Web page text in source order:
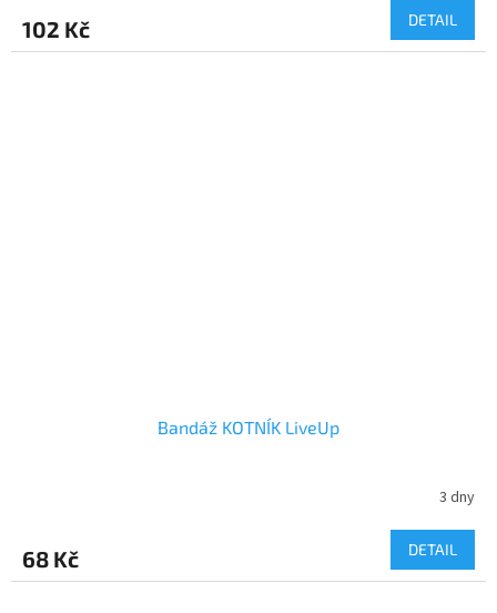
102 Kč DETAIL
Bandáž KOTNÍK LiveUp
3 dny
68 Kč DETAIL